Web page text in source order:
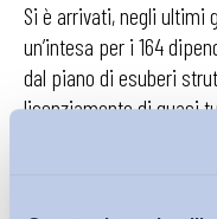
Si è arrivati, negli ultimi
un’intesa per i 164
dal piano di esuberi
licenziamento di quasi
stabilimento era stato